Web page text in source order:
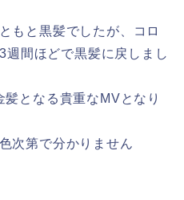
もと黒髪でしたが、コロ
間ほどで黒髪に戻しまし
となる貴重なMVとなり
次第で分かりません